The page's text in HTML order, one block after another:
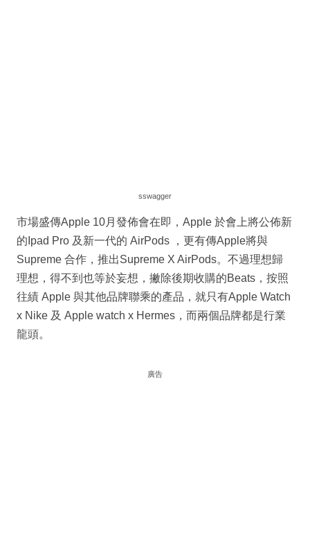
sswagger
市場盛傳Apple 10月發佈會在即，Apple 於會上將公佈新
的Ipad Pro 及新一代的 AirPods ，更有傳Apple將與
Supreme 合作，推出Supreme X AirPods。不過理想歸
理想，得不到也等於妄想，撇除後期收購的Beats，按照
往績 Apple 與其他品牌聯乘的產品，就只有Apple Watch
x Nike 及 Apple watch x Hermes，而兩個品牌都是行業
龍頭。
廣告